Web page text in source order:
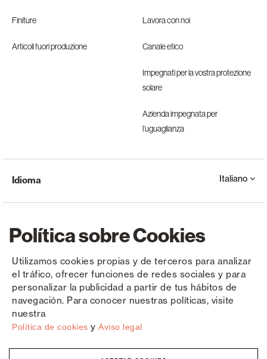
Política sobre Cookies
Utilizamos cookies propias y de terceros para analizar
el tráfico, ofrecer funciones de redes sociales y para
personalizar la publicidad a partir de tus hábitos de
navegación. Para conocer nuestras políticas, visite
nuestra
Política de cookies y Aviso legal
Finiture
Articoli fuori produzione
Lavora con noi
Canale etico
Impegnati per la vostra protezione
solare
Azienda impegnata per
l’uguaglianza
Copyright © Saxun 2023 - 2026 politica sulla riservatezza Avviso legale Cookies
Idioma Italiano